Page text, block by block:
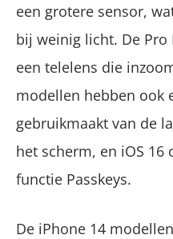
een grotere sensor,
bij weinig licht. De Pro
een telelens die
modellen hebben ook
gebruikmaakt van de
het scherm, en iOS
functie Passkeys.
De iPhone 14